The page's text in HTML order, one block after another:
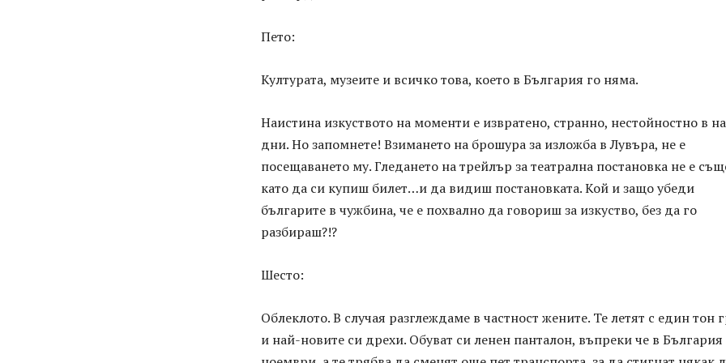
Пето:
Културата, музеите и всичко това, което в България го няма.
Наистина изкуството на моменти е извратено, странно, нестойностно в
дни. Но запомнете! Взимането на брошура за изложба в Лувъра, не е
посещаването му. Гледането на трейлър за театрална постановка не е
като да си купиш билет…и да видиш постановката. Кой и защо убеди
българите в чужбина, че е похвално да говориш за изкуство, без да го
разбираш?!?
Шесто:
Облеклото. В случая разглеждаме в частност жените. Те летят с един тон
и най-новите си дрехи. Обуват си ленен панталон, въпреки че в България